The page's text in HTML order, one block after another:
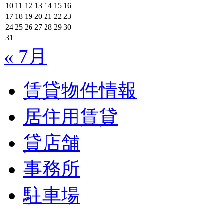
10 11 12 13 14 15 16
17 18 19 20 21 22 23
24 25 26 27 28 29 30
31
« 7月
賃貸物件情報
居住用賃貸
貸店舗
事務所
駐車場